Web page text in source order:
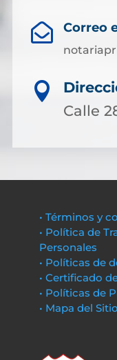
 Correo

Calle
• Términos y
• Política de
Personales
• Políticas de
• Certificado
• Políticas de
• Mapa del Sitio